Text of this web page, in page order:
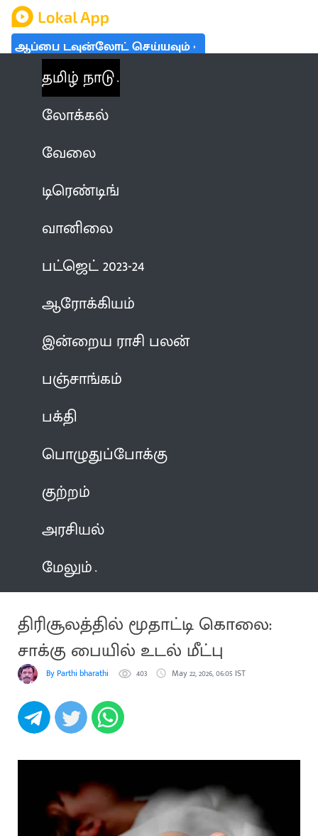
ஆப்பை டவுன்லோட் செய்யவும்
தமிழ் நாடு
லோக்கல்
வேலை
டிரெண்டிங்
வானிலை
பட்ஜெட் 2023-24
ஆரோக்கியம்
இன்றைய ராசி பலன்
பஞ்சாங்கம்
பக்தி
பொழுதுப்போக்கு
குற்றம்
அரசியல்
மேலும்
திரிசூலத்தில் மூதாட்டி கொலை:
சாக்கு பையில் உடல் மீட்பு
By Parthi bharathi 403 May 22, 2026, 06:05 IST